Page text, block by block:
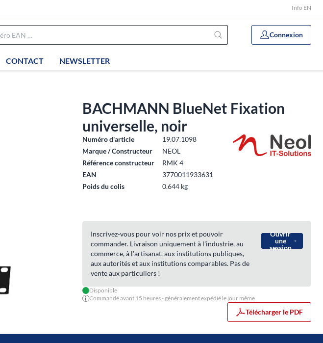
Info EN
Connexion
CONTACT NEWSLETTER
BACHMANN BlueNet Fixation
universelle, noir
Numéro d'article
19.07.1098
Marque / Constructeur
NEOL
Référence constructeur
RMK 4
EAN
3770011933631
Poids du colis
0.644 kg
Inscrivez-vous pour voir nos prix et pouvoir
commander. Livraison uniquement à l'industrie, au
commerce, à l'artisanat, aux institutions publiques,
aux autorités et aux institutions comparables. Pas de
vente aux particuliers !
Ouvrir
une
session
Disponible
Commandé avant 15 heures - généralement expédié le jour même
Télécharger le PDF